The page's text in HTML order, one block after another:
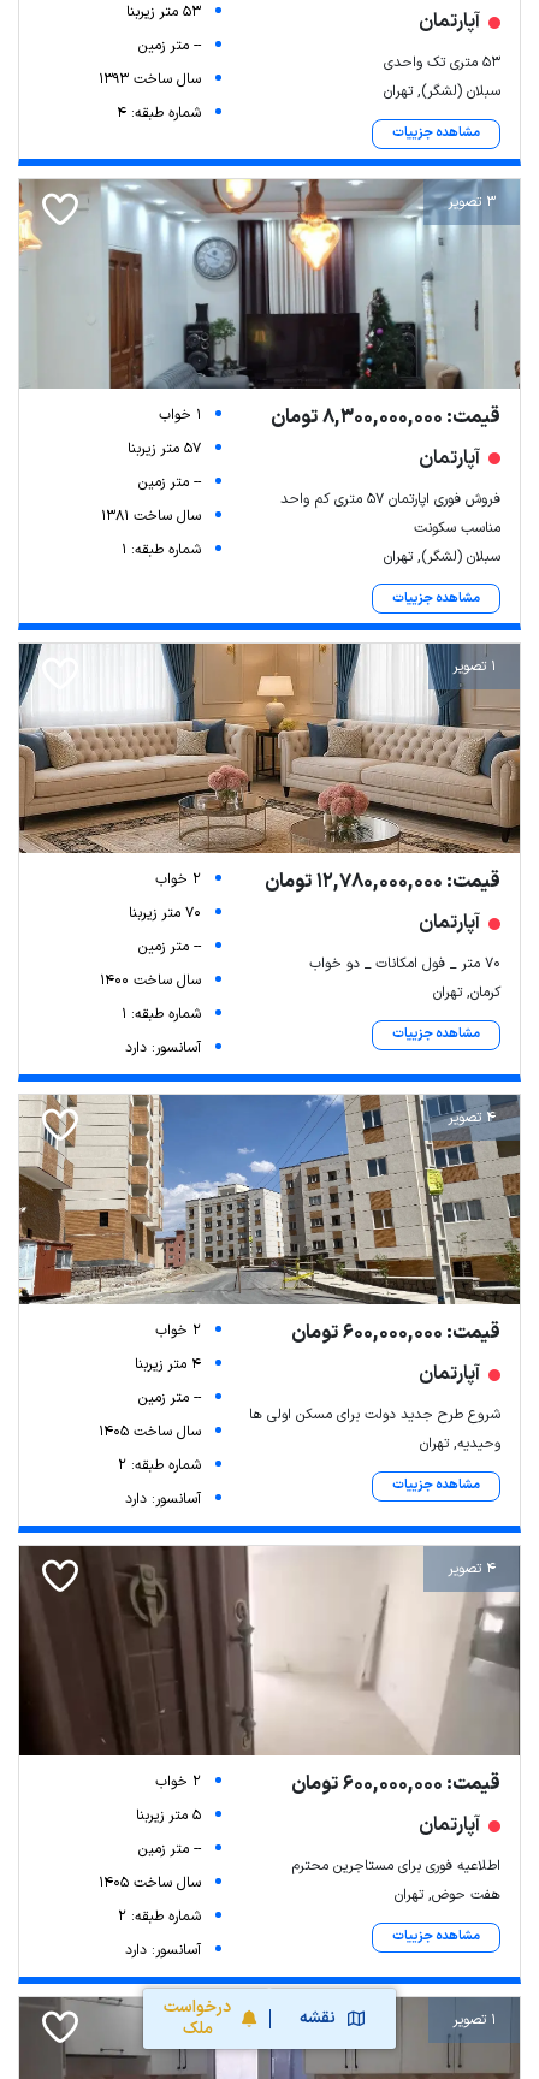
نقشه
درخواست
ملک
آپارتمان
۵۳ متری تک واحدی
سبلان (لشگر), تهران
مشاهده جزییات
53 متر زیربنا
-- متر زمین
سال ساخت 1393
شماره طبقه: 4
3 تصویر
قیمت: 8,300,000,000 تومان
آپارتمان
فروش فوری اپارتمان ۵۷ متری کم واحد
مناسب سکونت
سبلان (لشگر), تهران
مشاهده جزییات
1 خواب
57 متر زیربنا
-- متر زمین
سال ساخت 1381
شماره طبقه: 1
1 تصویر
قیمت: 12,780,000,000 تومان
آپارتمان
70 متر _ فول امکانات _ دو خواب
کرمان, تهران
مشاهده جزییات
2 خواب
70 متر زیربنا
-- متر زمین
سال ساخت 1400
شماره طبقه: 1
آسانسور: دارد
4 تصویر
قیمت: 600,000,000 تومان
آپارتمان
شروع طرح جدید دولت برای مسکن اولی ها
وحیدیه, تهران
مشاهده جزییات
2 خواب
4 متر زیربنا
-- متر زمین
سال ساخت 1405
شماره طبقه: 2
آسانسور: دارد
4 تصویر
قیمت: 600,000,000 تومان
آپارتمان
اطلاعیه فوری برای مستاجرین محترم
هفت حوض, تهران
مشاهده جزییات
2 خواب
5 متر زیربنا
-- متر زمین
سال ساخت 1405
شماره طبقه: 2
آسانسور: دارد
1 تصویر